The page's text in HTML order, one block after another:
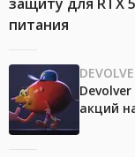
защиту для RTX
питания
акций